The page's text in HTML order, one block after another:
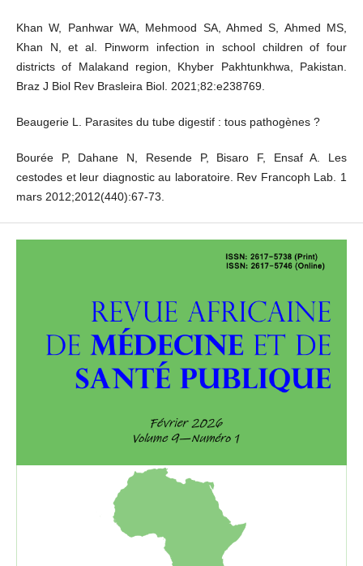
Khan W, Panhwar WA, Mehmood SA, Ahmed S, Ahmed MS,
Khan N, et al. Pinworm infection in school children of four
districts of Malakand region, Khyber Pakhtunkhwa, Pakistan.
Braz J Biol Rev Brasleira Biol. 2021;82:e238769.
Beaugerie L. Parasites du tube digestif : tous pathogènes ?
Bourée P, Dahane N, Resende P, Bisaro F, Ensaf A. Les
cestodes et leur diagnostic au laboratoire. Rev Francoph Lab. 1
mars 2012;2012(440):67‑73.